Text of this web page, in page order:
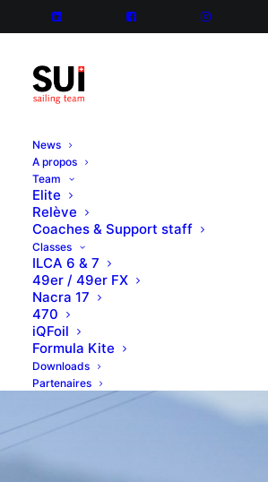
News
A propos
Team
Elite
Relève
Coaches & Support staff
Classes
ILCA 6 & 7
49er / 49er FX
Nacra 17
470
iQFoil
Formula Kite
Downloads
Partenaires